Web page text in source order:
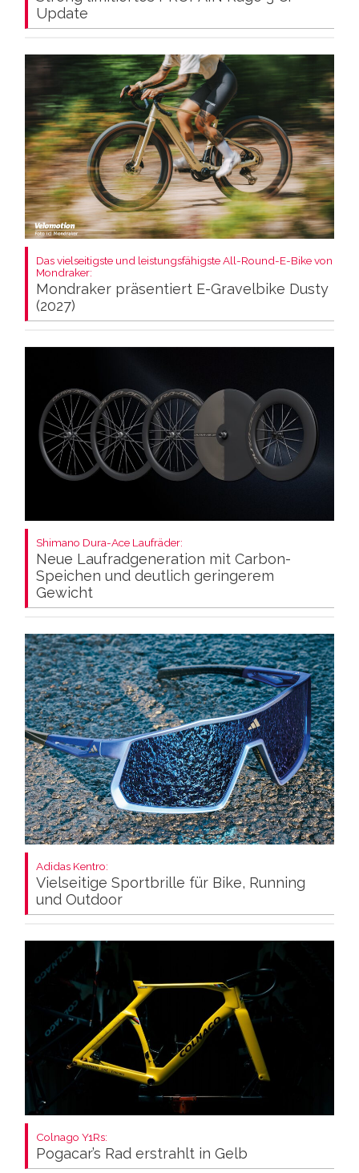
Update
Das vielseitigste und leistungsfähigste All-Round-E-Bike von
Mondraker:
Mondraker präsentiert E-Gravelbike Dusty
(2027)
Shimano Dura-Ace Laufräder:
Neue Laufradgeneration mit Carbon-
Speichen und deutlich geringerem
Gewicht
Adidas Kentro:
Vielseitige Sportbrille für Bike, Running
und Outdoor
Colnago Y1Rs:
Pogacar’s Rad erstrahlt in Gelb